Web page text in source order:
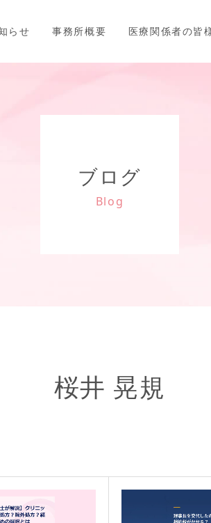
らせ 事務所概要 医療関係者の皆
ブログ
Blog
桜井 晃規